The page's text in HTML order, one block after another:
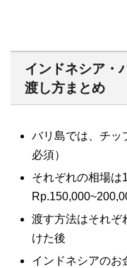
インドネシア・
渡し方まとめ
バリ島では、チッ
必須）
それぞれの相場は
渡す方法はそれぞ
けた後
インドネシアのお